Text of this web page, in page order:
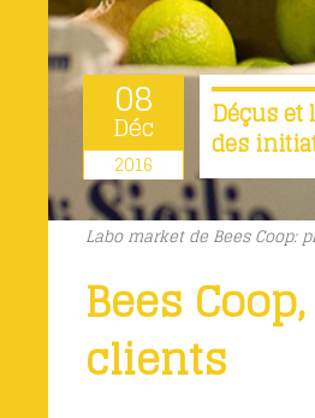
08
Déc
2016
Déçus
des
Labo market de Bees Coop:
Bees
clients